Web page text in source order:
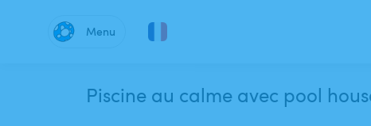
Menu
Piscine au calme avec pool